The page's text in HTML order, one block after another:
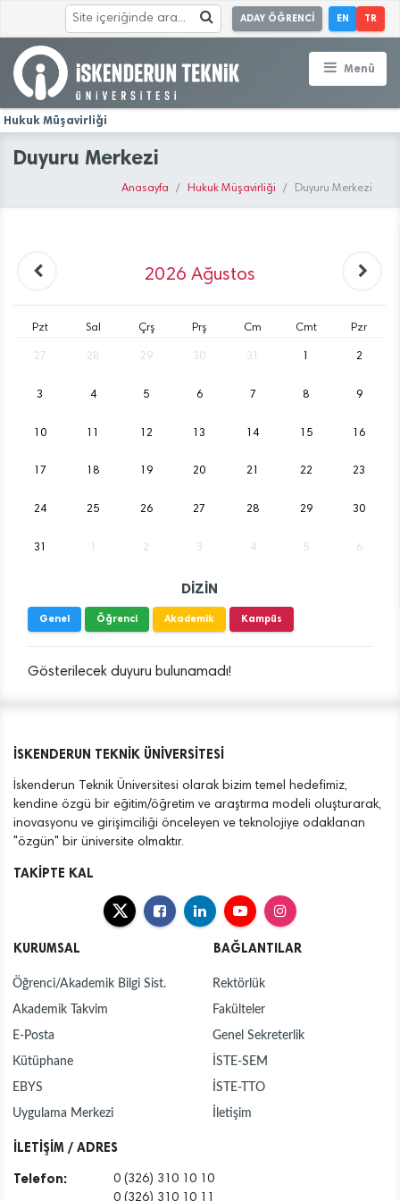
ADAY ÖĞRENCİ EN TR
Menü
Hukuk Müşavirliği
Duyuru Merkezi
Anasayfa Hukuk Müşavirliği Duyuru Merkezi
2026 Ağustos
Pzt Sal Çrş Prş Cm Cmt Pzr
27 28 29 30 31 2
3 4 5 6 7 8 9
10 12 13 14 15 16
17 18 19 20 21 22 23
24 25 26 27 28 29 30
31 2 3 4 5 6
DİZİN
Genel Öğrenci Akademik Kampüs
Gösterilecek duyuru bulunamadı!
İSKENDERUN TEKNİK ÜNİVERSİTESİ
İskenderun Teknik Üniversitesi olarak bizim temel hedefimiz,
kendine özgü bir eğitim/öğretim ve araştırma modeli oluşturarak,
inovasyonu ve girişimciliği önceleyen ve teknolojiye odaklanan
"özgün" bir üniversite olmaktır.
TAKİPTE KAL
KURUMSAL
Öğrenci/Akademik Bilgi Sist.
Akademik Takvim
E-Posta
Kütüphane
EBYS
Uygulama Merkezi
BAĞLANTILAR
Rektörlük
Fakülteler
Genel Sekreterlik
İSTE-SEM
İSTE-TTO
İletişim
İLETİŞİM / ADRES
Telefon:
0 (326) 310 10 10
0 (326) 310 10 11